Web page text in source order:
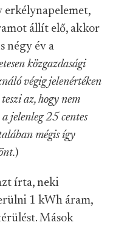
erkélynapelemet,
állít elő, akkor
négy év a
közgazdasági
végig jelenértéken
az, hogy nem
jelenleg 25 centes
mégis így
)
írta, neki
1 kWh áram,
Mások